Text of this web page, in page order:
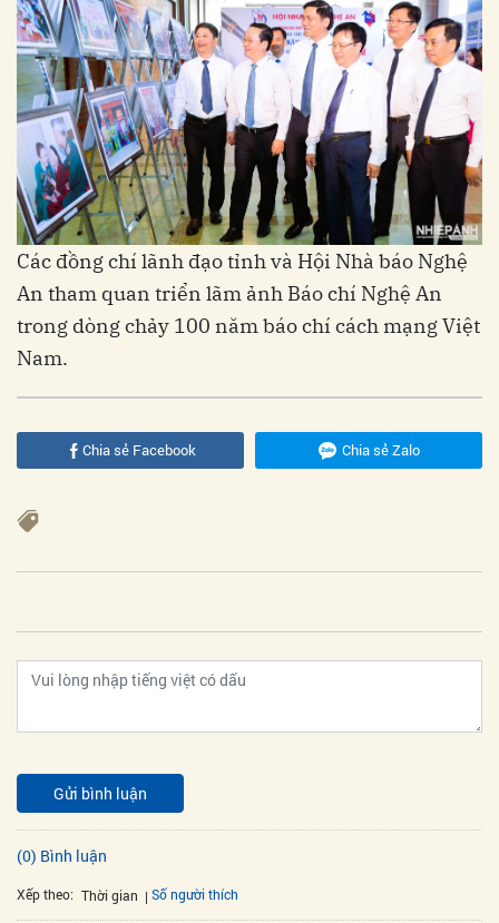
Các đồng chí lãnh đạo tỉnh và Hội Nhà báo Nghệ
An tham quan triển lãm ảnh Báo chí Nghệ An
trong dòng chảy 100 năm báo chí cách mạng Việt
Nam.
Chia sẻ Facebook Chia sẻ Zalo
Gửi bình luận
(0) Bình luận
Xếp theo: Thời gian Số người thích